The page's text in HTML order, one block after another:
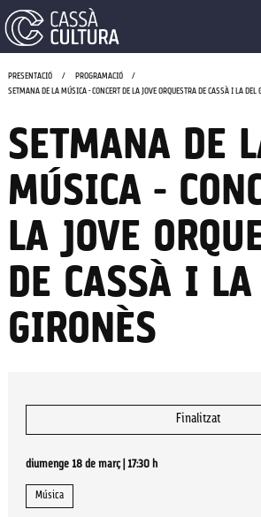
PRESENTACIÓ
PROGRAMACIÓ
SETMANA DE LA MÚSICA - CONCERT DE LA JOVE ORQUESTRA DE CASSÀ I LA DEL
SETMANA DE
MÚSICA -
LA JOVE
DE CASSÀ I LA
GIRONÈS
Finalitzat
diumenge 18 de març| 17:30 h
Música